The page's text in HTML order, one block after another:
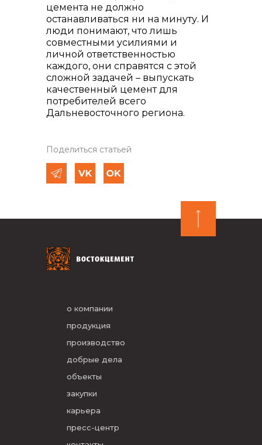
цемента не должно
останавливаться ни на минуту. И
люди понимают, что лишь
совместными усилиями и
личной ответственностью
каждого, они справятся с этой
сложной задачей – выпускать
качественный цемент для
потребителей всего
Дальневосточного региона.
Поделиться статьей
о компании
продукция
производство
добрые дела
объекты
закупки
карьера
пресс-центр